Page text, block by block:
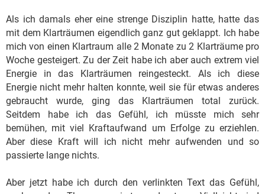
Als ich damals eher eine strenge Disziplin hatte, hatte das
mit dem Klarträumen eigendlich ganz gut geklappt. Ich habe
mich von einen Klartraum alle 2 Monate zu 2 Klarträume pro
Woche gesteigert. Zu der Zeit habe ich aber auch extrem viel
Energie in das Klarträumen reingesteckt. Als ich diese
Energie nicht mehr halten konnte, weil sie für etwas anderes
gebraucht wurde, ging das Klarträumen total zurück.
Seitdem habe ich das Gefühl, ich müsste mich sehr
bemühen, mit viel Kraftaufwand um Erfolge zu erziehlen.
Aber diese Kraft will ich nicht mehr aufwenden und so
passierte lange nichts.
Aber jetzt habe ich durch den verlinkten Text das Gefühl,